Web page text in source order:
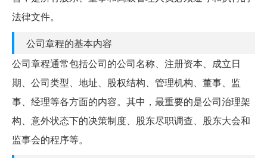
法律文件。
公司章程的基本内容
公司章程通常包括公司的公司名称、注册资本、成立日
期、公司类型、地址、股权结构、管理机构、董事、监
事、经理等各方面的内容。其中，最重要的是公司治理架
构、意外状态下的决策制度、股东尽职调查、股东大会和
监事会的程序等。